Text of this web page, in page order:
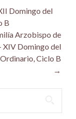
Domingo del
B
Arzobispo de
XIV Domingo del
Ciclo B
→